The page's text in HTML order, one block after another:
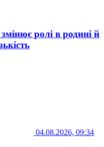
ролі в родині й
04.08.2026, 09:34